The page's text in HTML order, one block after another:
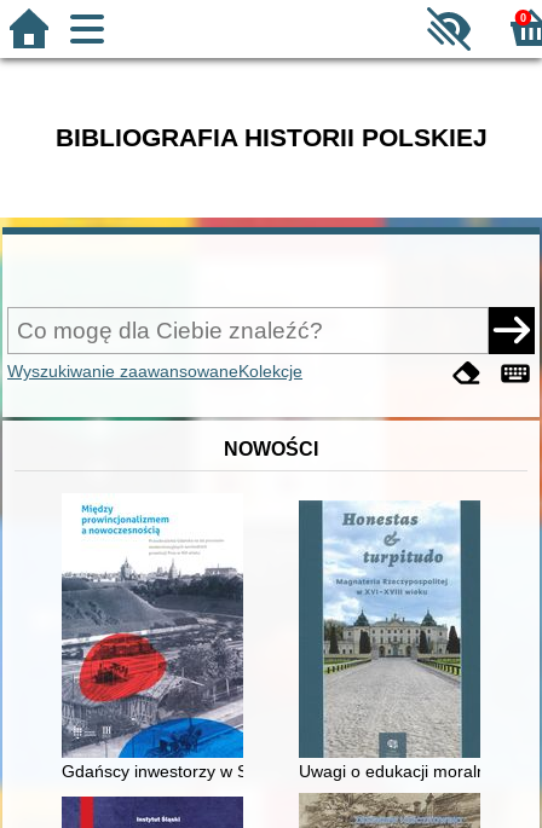
0
BIBLIOGRAFIA HISTORII POLSKIEJ
Wyszukiwanie zaawansowaneKolekcje
NOWOŚCI
Gdańscy inwestorzy w Sopocie : prestiż finansowy i
Uwagi o edukacji moralnej